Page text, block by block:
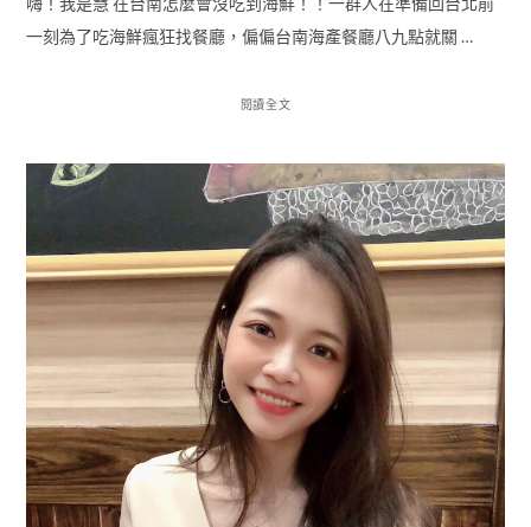
一刻為了吃海鮮瘋狂找餐廳，偏偏台南海產餐廳八九點就關 …
閱讀全文